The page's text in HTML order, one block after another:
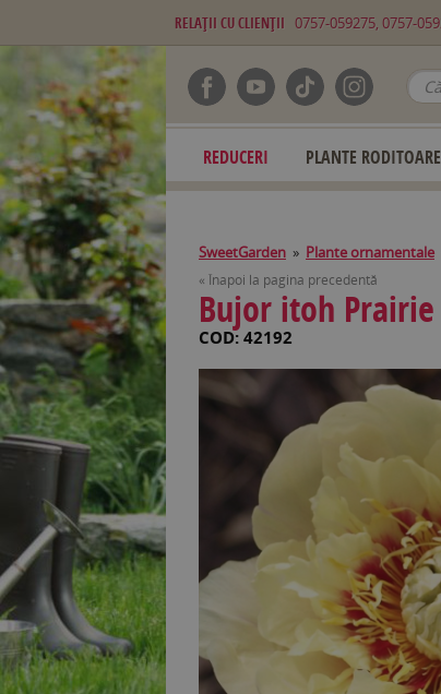
RELAŢII CU CLIENŢII 0757-059275, 0757-
REDUCERI PLANTE RODITOARE
SweetGarden » Plante ornamentale
« Înapoi la pagina precedentă
Bujor itoh
COD: 42192